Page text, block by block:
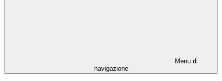
Menu di
navigazione